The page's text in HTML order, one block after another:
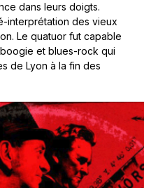
dans leurs doigts.
interprétation des vieux
Le quatuor fut capable
et blues-rock qui
de Lyon à la fin des